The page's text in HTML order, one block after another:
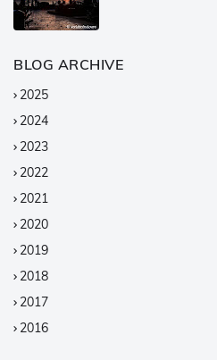
BLOG ARCHIVE
2025
2024
2023
2022
2021
2020
2019
2018
2017
2016